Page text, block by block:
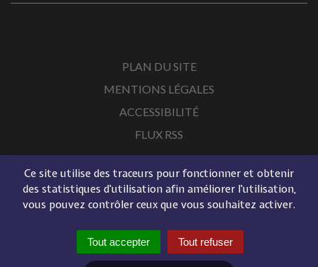
Ce site utilise des traceurs pour fonctionner et obtenir
des statistiques d'utilisation afin améliorer l'utilisation,
vous pouvez contrôler ceux que vous souhaitez activer.
Tout accepter Tout refuser
PLAN DU SITE
MENTIONS LÉGALES
ACCESSIBILITÉ
FLUX RSS